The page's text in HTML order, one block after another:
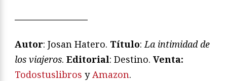
————————
Autor: Josan Hatero. Título: La intimidad de
los viajeros. Editorial: Destino. Venta:
Todostuslibros y Amazon.